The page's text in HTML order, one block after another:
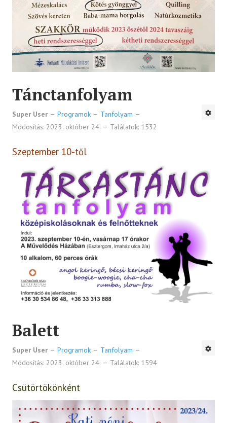
Tánctanfolyam
Super User Programok
Tanfolyam
Módosítás: 2023. október 24.
Találatok: 1532
Szeptember 10-től
Balett
Super User Programok
Tanfolyam
Módosítás: 2023. október 24.
Találatok: 1594
Csütörtökönként